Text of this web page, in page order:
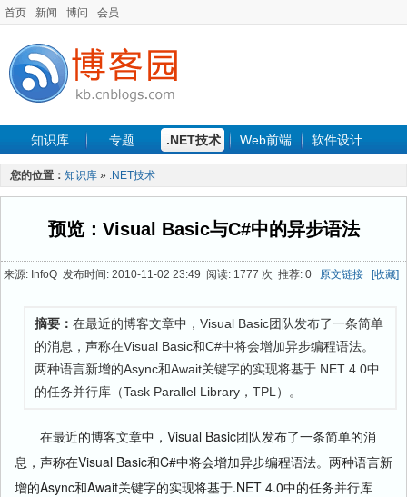
首页 新闻 博问 会员
知识库 专题 .NET技术 Web前端 软件设计
手机开发 软件工程
最新文章
您的位置： 知识库 » .NET技术
预览：Visual Basic与C#中的异步语法
来源: InfoQ 发布时间: 2010-11-02 23:49 阅读: 1777 次 推荐: 0 原文链接 [收藏]
摘要： 在最近的博客文章中，Visual Basic团队发布了一条简单
的消息，声称在Visual Basic和C#中将会增加异步编程语法。
两种语言新增的Async和Await关键字的实现将基于.NET 4.0中
的任务并行库（Task Parallel Library，TPL）。
在最近的博客文章中，Visual Basic团队发布了一条简单的消
息，声称在Visual Basic和C#中将会增加异步编程语法。两种语言新
增的Async和Await关键字的实现将基于.NET 4.0中的任务并行库